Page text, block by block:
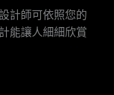
計師可依照您的
能讓人細細欣賞